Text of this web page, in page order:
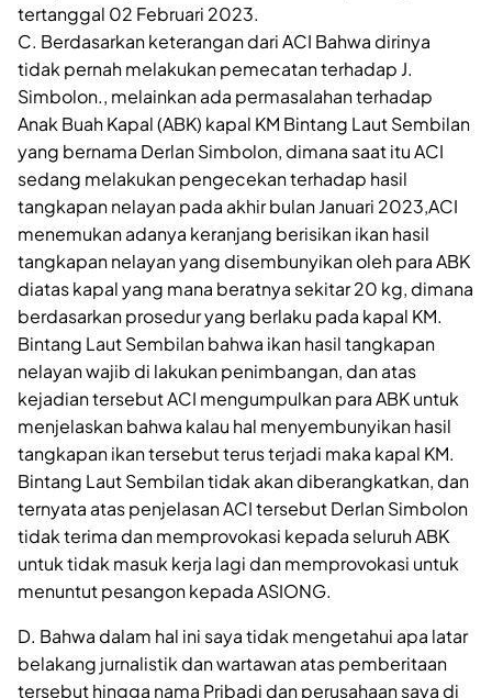
tertanggal 02 Februari 2023.
C. Berdasarkan keterangan dari ACI Bahwa dirinya
tidak pernah melakukan pemecatan terhadap J.
Simbolon., melainkan ada permasalahan terhadap
Anak Buah Kapal (ABK) kapal KM Bintang Laut Sembilan
yang bernama Derlan Simbolon, dimana saat itu ACI
sedang melakukan pengecekan terhadap hasil
tangkapan nelayan pada akhir bulan Januari 2023,ACI
menemukan adanya keranjang berisikan ikan hasil
tangkapan nelayan yang disembunyikan oleh para ABK
diatas kapal yang mana beratnya sekitar 20 kg, dimana
berdasarkan prosedur yang berlaku pada kapal KM.
Bintang Laut Sembilan bahwa ikan hasil tangkapan
nelayan wajib di lakukan penimbangan, dan atas
kejadian tersebut ACI mengumpulkan para ABK untuk
menjelaskan bahwa kalau hal menyembunyikan hasil
tangkapan ikan tersebut terus terjadi maka kapal KM.
Bintang Laut Sembilan tidak akan diberangkatkan, dan
ternyata atas penjelasan ACI tersebut Derlan Simbolon
tidak terima dan memprovokasi kepada seluruh ABK
untuk tidak masuk kerja lagi dan memprovokasi untuk
menuntut pesangon kepada ASIONG.
D. Bahwa dalam hal ini saya tidak mengetahui apa latar
belakang jurnalistik dan wartawan atas pemberitaan
tersebut hingga nama Pribadi dan perusahaan saya di